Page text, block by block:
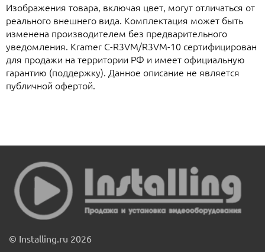
Изображения товара, включая цвет, могут отличаться от
реального внешнего вида. Комплектация может быть
изменена производителем без предварительного
уведомления. Kramer C-R3VM/R3VM-10 сертифицирован
для продажи на территории РФ и имеет официальную
гарантию (поддержку). Данное описание не является
публичной офертой.
© Installing.ru 2026